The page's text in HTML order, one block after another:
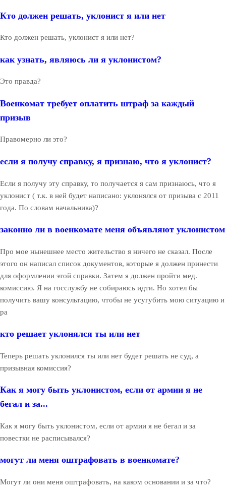
Кто должен решать, уклонист я или нет
Кто должен решать, уклонист я или нет?
как узнать, являюсь ли я уклонистом?
Это правда?
Военкомат требует оплатить штраф за каждый
призыв
Правомерно ли это?
если я получу справку, я признаю, что я уклонист?
Если я получу эту справку, то получается я сам признаюсь, что я
уклонист ( т.к. в ней будет написано: уклонялся от призыва с 2011
года. По словам начальника)?
законно ли в военкомате меня объявляют уклонистом
Про мое нынешнее место жительство я ничего не сказал. После
этого он написал список документов, которые я должен принести
для оформлении этой справки. Затем я должен пройти мед.
комиссию. Я на госслужбу не собираюсь идти. Но хотел бы
получить вашу консультацию, чтобы не усугубить мою ситуацию и
ра
кто решает уклонялся ты или нет
Теперь решать уклонился ты или нет будет решать не суд, а
призывная комиссия?
Как я могу быть уклонистом, если от армии я не
бегал и за...
Как я могу быть уклонистом, если от армии я не бегал и за
повестки не расписывался?
могут ли меня оштрафовать в военкомате?
Могут ли они меня оштрафовать, на каком основании и за что?